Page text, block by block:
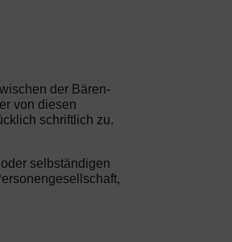
der Bären-
von diesen
schriftlich zu.
selbständigen